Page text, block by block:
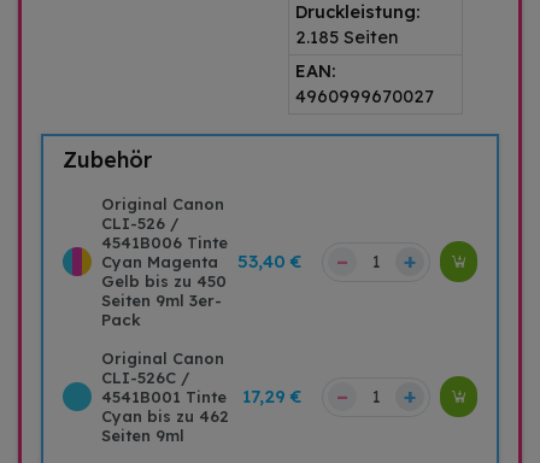
Druckleistung:
2.185 Seiten
EAN:
4960999670027
Zubehör
Original Canon
CLI-526 /
4541B006 Tinte
Cyan Magenta
Gelb bis zu 450
Seiten 9ml 3er-
Pack
53,40 € – +
Original Canon
CLI-526C /
4541B001 Tinte
Cyan bis zu 462
Seiten 9ml
17,29 € – +